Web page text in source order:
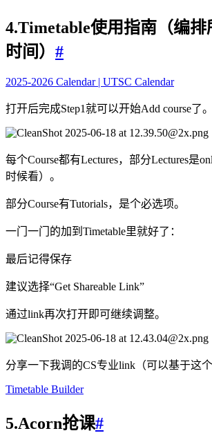
4.Timetable使用指南（编排
时间） #
2025-2026 Calendar | UTSC Calendar
打开后完成Step1就可以开始Add course了。
每个Course都有Lectures，部分Lectures是
时候看）。
部分Course有Tutorials，是个必选项。
一门一门的加到Timetable里就好了：
最后记得保存
建议选择“Get Shareable Link”
通过link再次打开即可继续调整。
分享一下我调的CS专业link（可以基于这
Timetable Builder
5.Acorn抢课#